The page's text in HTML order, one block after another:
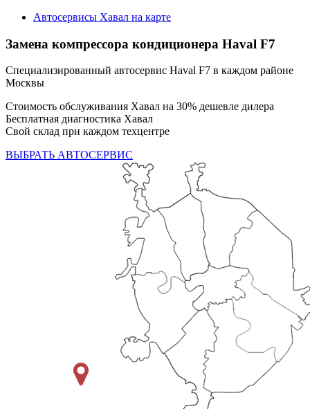
Автосервисы Хавал на карте
Замена компрессора кондиционера Haval F7
Специализированный автосервис Haval F7 в каждом районе
Москвы
Стоимость обслуживания Хавал на 30% дешевле дилера
Бесплатная диагностика Хавал
Свой склад при каждом техцентре
ВЫБРАТЬ АВТОСЕРВИС